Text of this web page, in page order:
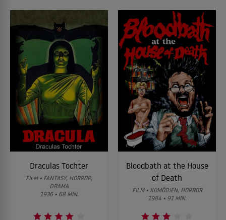
Draculas Tochter
FILM • FANTASY, HORROR,
DRAMA
1936 • 68 MIN.
Bloodbath at the House
of Death
FILM • KOMÖDIEN, HORROR
1984 • 91 MIN.